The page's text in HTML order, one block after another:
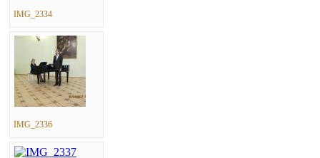
IMG_2334
IMG_2336